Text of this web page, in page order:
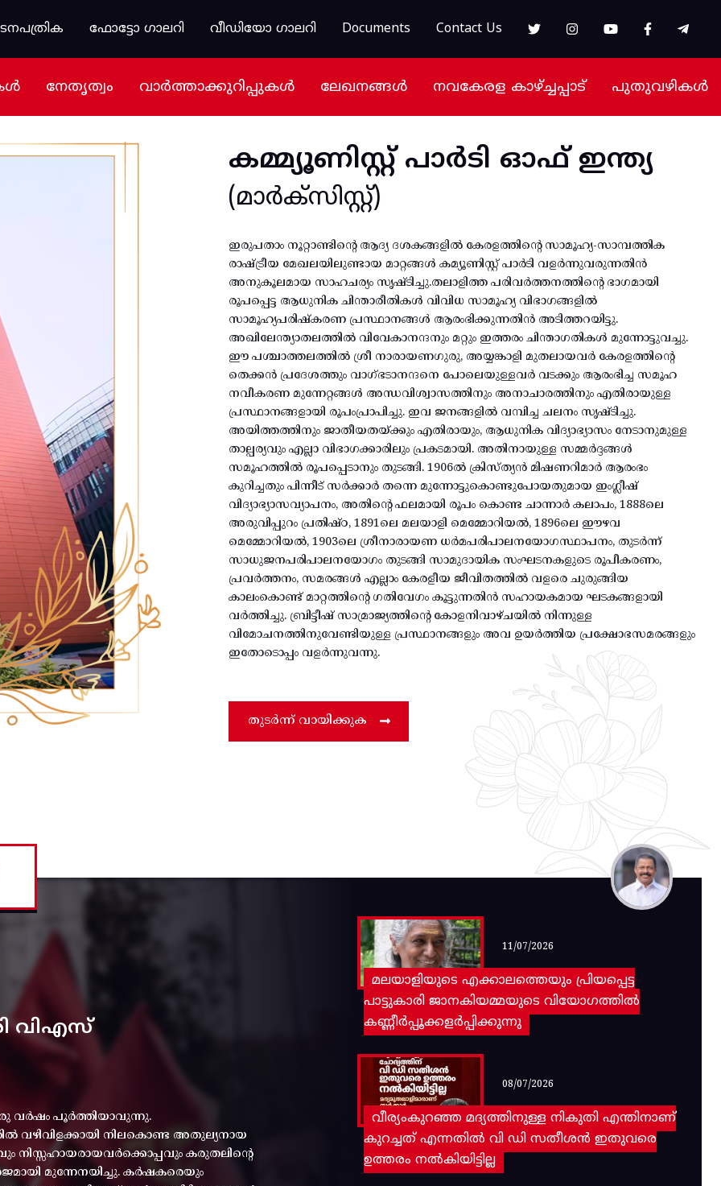
ഫോട്ടോ ഗാലറി വീഡിയോ ഗാലറി Documents Contact Us
നേതൃത്വം വാർത്താക്കുറിപ്പുകൾ ലേഖനങ്ങൾ നവകേരള കാഴ്ച്ചപ്പാട് പുതുവഴികൾ
കമ്മ്യൂണിസ്റ്റ് പാർടി ഓഫ് ഇന്ത്യ
(മാർക്സിസ്റ്റ്)
ഇരുപതാം നൂറ്റാണ്ടിന്റെ ആദ്യ ദശകങ്ങളിൽ കേരളത്തിന്റെ സാമൂഹ്യ-സാമ്പത്തിക
രാഷ്ട്രീയ മേഖലയിലുണ്ടായ മാറ്റങ്ങൾ കമ്യൂണിസ്റ്റ് പാർടി വളർന്നുവരുന്നതിൻ
അനുകൂലമായ സാഹചര്യം സൃഷ്ടിച്ചു.തലാളിത്ത പരിവർത്തനത്തിന്റെ ഭാഗമായി
രൂപപ്പെട്ട ആധുനിക ചിന്താരീതികൾ വിവിധ സാമൂഹ്യ വിഭാഗങ്ങളിൽ
സാമൂഹ്യപരിഷ്കരണ പ്രസ്ഥാനങ്ങൾ ആരംഭിക്കുന്നതിൻ അടിത്തറയിട്ടു.
അഖിലേന്ത്യാതലത്തിൽ വിവേകാനന്ദനും മറ്റും ഇത്തരം ചിന്താഗതികൾ മുന്നോട്ടുവച്ചു.
ഈ പശ്ചാത്തലത്തിൽ ശ്രീ നാരായണഗുരു, അയ്യങ്കാളി മുതലായവർ കേരളത്തിന്റെ
തെക്കൻ പ്രദേശത്തും വാഗ്ഭടാനന്ദനെ പോലെയുള്ളവർ വടക്കും ആരംഭിച്ച സമൂഹ
നവീകരണ മുന്നേറ്റങ്ങൾ അന്ധവിശ്വാസത്തിനും അനാചാരത്തിനും എതിരായുള്ള
പ്രസ്ഥാനങ്ങളായി രൂപംപ്രാപിച്ചു. ഇവ ജനങ്ങളിൽ വമ്പിച്ച ചലനം സൃഷ്ടിച്ചു.
അയിത്തത്തിനും ജാതീയതയ്ക്കും എതിരായും, ആധുനിക വിദ്യാഭ്യാസം നേടാനുമുള്ള
താല്പര്യവും എല്ലാ വിഭാഗക്കാരിലും പ്രകടമായി. അതിനായുള്ള സമ്മർദ്ദങ്ങൾ
സമൂഹത്തിൽ രൂപപ്പെടാനും തുടങ്ങി. 1906ൽ ക്രിസ്ത്യൻ മിഷണറിമാർ ആരംഭം
കുറിച്ചതും പിന്നീട് സർക്കാർ തന്നെ മുന്നോട്ടുകൊണ്ടുപോയതുമായ ഇംഗ്ലീഷ്
വിദ്യാഭ്യാസവ്യാപനം, അതിന്റെ ഫലമായി രൂപം കൊണ്ട ചാന്നാർ കലാപം, 1888ലെ
അരുവിപ്പുറം പ്രതിഷ്ഠ, 1891ലെ മലയാളി മെമ്മോറിയൽ, 1896ലെ ഈഴവ
മെമ്മോറിയൽ, 1903ലെ ശ്രീനാരായണ ധർമപരിപാലനയോഗസ്ഥാപനം, തുടർന്ന്
സാധുജനപരിപാലനയോഗം തുടങ്ങി സാമുദായിക സംഘടനകളുടെ രൂപീകരണം,
പ്രവർത്തനം, സമരങ്ങൾ എല്ലാം കേരളീയ ജീവിതത്തിൽ വളരെ ചുരുങ്ങിയ
കാലംകൊണ്ട് മാറ്റത്തിന്റെ ഗതിവേഗം കൂട്ടുന്നതിൻ സഹായകമായ ഘടകങ്ങളായി
വർത്തിച്ചു. ബ്രിട്ടീഷ് സാമ്രാജ്യത്തിന്റെ കോളനിവാഴ്ചയിൽ നിന്നുള്ള
വിമോചനത്തിനുവേണ്ടിയുള്ള പ്രസ്ഥാനങ്ങളും അവ ഉയർത്തിയ പ്രക്ഷോഭസമരങ്ങളും
ഇതോടൊപ്പം വളർന്നുവന്നു.
തുടർന്ന് വായിക്കുക
വിഎസ്
ഒരു വർഷം പൂർത്തിയാവുന്നു.
വഴിവിളക്കായി നിലകൊണ്ട അതുല്യനായ
നിസ്സഹായരായവർക്കൊപ്പവും കരുതലിന്റെ
മുന്നേനയിച്ചു. കർഷകരെയും
മലയാളിയുടെ എക്കാലത്തെയും പ്രിയപ്പെട്ട
പാട്ടുകാരി ജാനകിയമ്മയുടെ വിയോഗത്തിൽ
കണ്ണീർപ്പൂക്കളർപ്പിക്കുന്നു
11/07/2026
വീര്യംകുറഞ്ഞ മദ്യത്തിനുള്ള നികുതി എന്തിനാണ്
കുറച്ചത് എന്നതിൽ വി ഡി സതീശൻ ഇതുവരെ
ഉത്തരം നൽകിയിട്ടില്ല
08/07/2026